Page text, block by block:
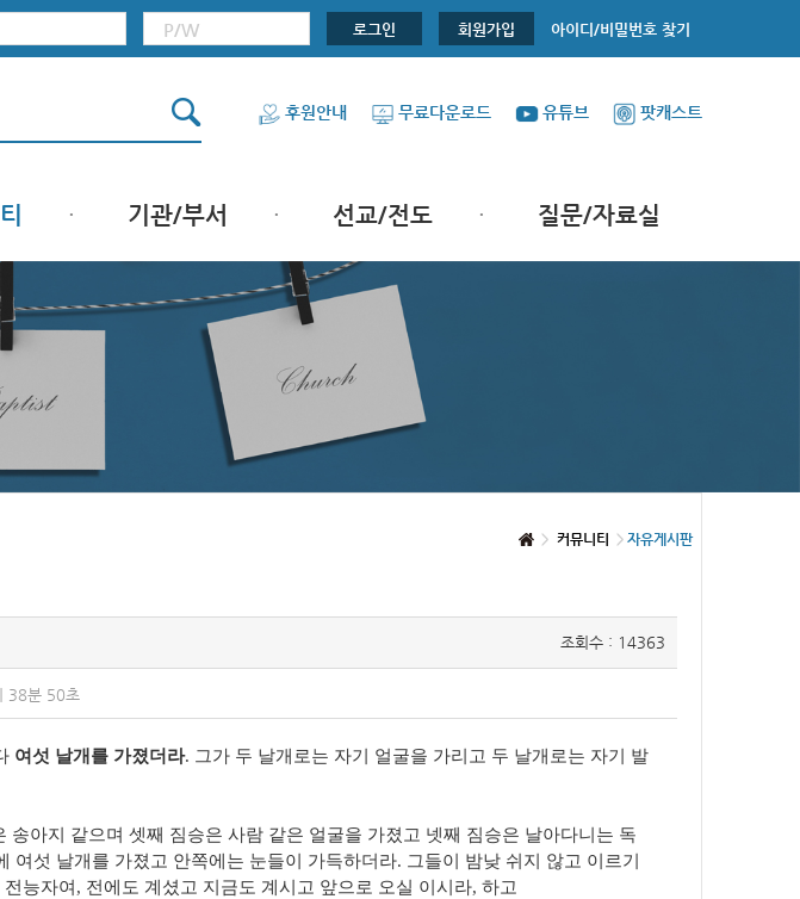
로그인 회원가입 아이디/비밀번호 찾기
후원안내 무료다운로드 유튜브 팟캐스트
기관/부서 선교/전도 질문/자료실
커뮤니티 자유게시판
조회수 : 14363
38분 50초
여섯 날개를 가졌더라. 그가 두 날개로는 자기 얼굴을 가리고 두 날개로는 자기 발
송아지 같으며 셋째 짐승은 사람 같은 얼굴을 가졌고 넷째 짐승은 날아다니는 독
여섯 날개를 가졌고 안쪽에는 눈들이 가득하더라. 그들이 밤낮 쉬지 않고 이르기
능자여, 전에도 계셨고 지금도 계시고 앞으로 오실 이시라, 하고